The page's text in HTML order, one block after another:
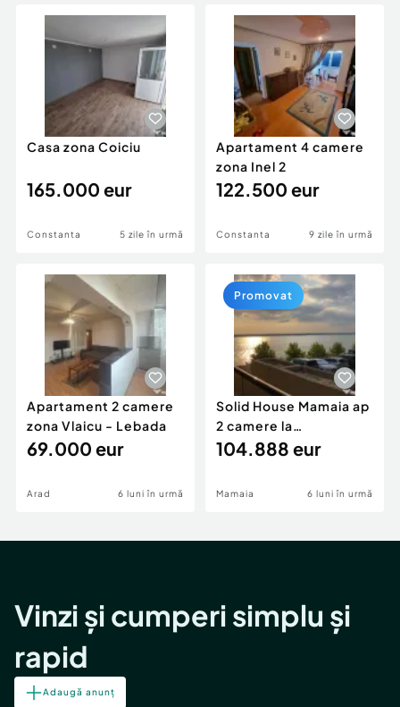
Animale de companie
Afaceri și echipamente profesionale
Inchiriere Bunuri si Vehicule
Utilaje agricole si industriale
Piese auto si accesorii
Casa zona Coiciu
165.000 eur
Constanta 5 zile în urmă
Apartament 4 camere
zona Inel 2
122.500 eur
Constanta 9 zile în urmă
Apartament 2 camere
zona Vlaicu - Lebada
69.000 eur
Arad 6 luni în urmă
Solid House Mamaia ap
2 camere la
cheie,langa Mega
104.888 eur
Mamaia 6 luni în urmă
Promovat
Vinzi și cumperi simplu și
rapid
Adaugă anunț